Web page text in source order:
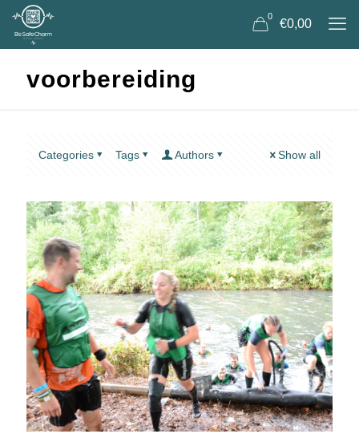
0
€0,00
voorbereiding
Categories Tags Authors Show all